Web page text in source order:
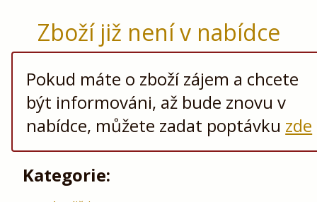
Zboží již není v nabídce
Pokud máte o zboží zájem a chcete
být informováni, až bude znovu v
nabídce, můžete zadat poptávku zde
Kategorie: